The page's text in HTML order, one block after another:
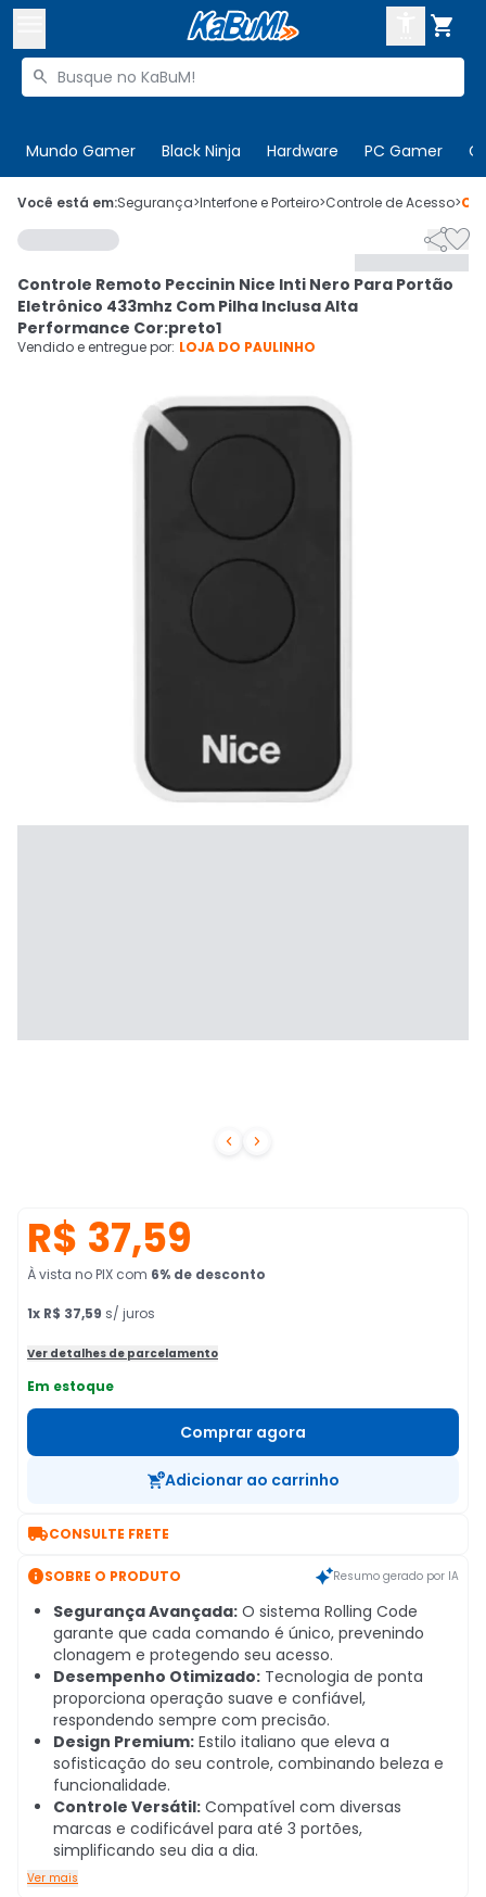

Buscar produtos

Mundo Gamer Black Ninja Hardware PC Gamer
 Olá. Acesse sua conta
 Departamentos
Cupons
Mais Vendidos
Ativar tradutor em libras
CADASTRE-SE
Você está em:Segurança>Interfone e Porteiro>Controle de Acesso>
 

Controle Remoto Peccinin Nice Inti Nero Para Portão
Eletrônico 433mhz Com Pilha Inclusa Alta
Performance Cor:preto1
Vendido e entregue por: LOJA DO PAULINHO
R$ 37,59
À vista no PIX com 6% de desconto
1x R$ 37,59 s/ juros
Ver detalhes de parcelamento
Em estoque
Comprar agora
Adicionar ao carrinho
CONSULTE FRETE
SOBRE O PRODUTO Resumo gerado por IA
Segurança Avançada: O sistema Rolling Code
garante que cada comando é único, prevenindo
clonagem e protegendo seu acesso.
Desempenho Otimizado: Tecnologia de ponta
proporciona operação suave e confiável,
respondendo sempre com precisão.
Design Premium: Estilo italiano que eleva a
sofisticação do seu controle, combinando beleza e
funcionalidade.
Controle Versátil: Compatível com diversas
marcas e codificável para até 3 portões,
simplificando seu dia a dia.
Ver mais